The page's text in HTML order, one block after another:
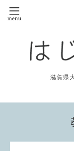
滋賀県